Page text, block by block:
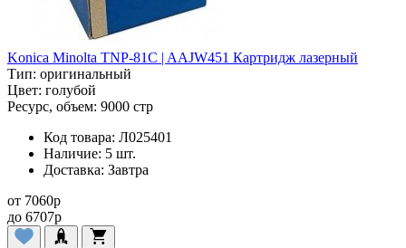
Konica Minolta TNP-81C | AAJW451 Картридж лазерный
Тип: оригинальный
Цвет: голубой
Ресурс, объем: 9000 стр
Код товара: Л025401
Наличие: 5 шт.
Доставка: Завтра
от 7060p
до 6707p